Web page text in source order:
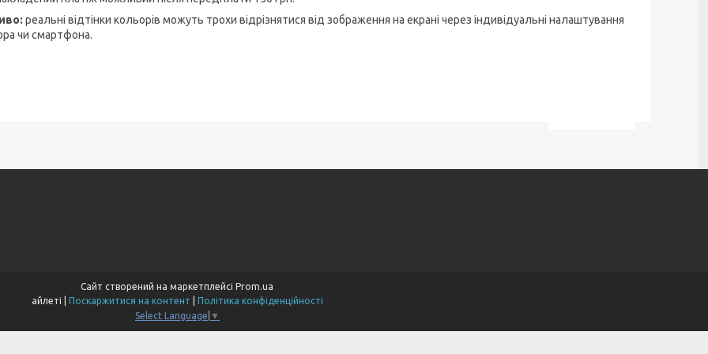
реальні відтінки кольорів можуть трохи відрізнятися від зображення на екрані через індивідуальні налаштування
чи смартфона.
Сайт створений на маркетплейсі Prom.ua
Поскаржитися на контент
Політика конфіденційності
Select Language ▼